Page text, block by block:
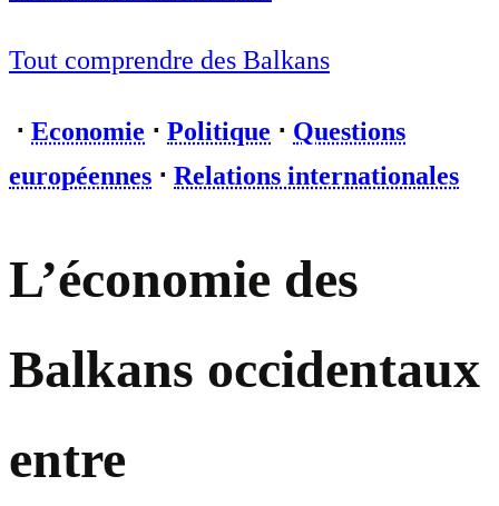
Tout comprendre des Balkans
⋅ Economie ⋅ Politique ⋅ Questions
européennes ⋅ Relations internationales
L’économie des
Balkans occidentaux
entre